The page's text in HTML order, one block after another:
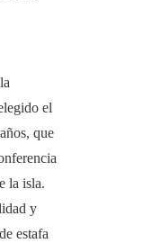
el
que
la isla.
y
estafa